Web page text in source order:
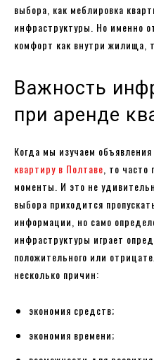
выбора, как меблировка
инфраструктуры. Но именно
комфорт как внутри жилища,
Важность
при аренде
Когда мы изучаем
квартиру в Полтаве , то
моменты. И это не
выбора приходится
информации, но само
инфраструктуры играет
положительного или
несколько причин:
экономия средств;
экономия времени;